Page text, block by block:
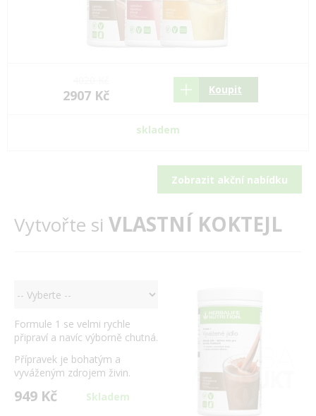
2907 Kč Koupit
skladem
Zobrazit akční nabídku
Vytvořte si VLASTNÍ KOKTEJL
Formule 1 se velmi rychle
připraví a navíc výborně chutná.
Přípravek je bohatým a
vyváženým zdrojem živin.
949 Kč Skladem